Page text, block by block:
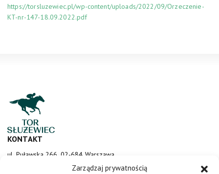
Zarządzaj prywatnością
https://torsluzewiec.pl/wp-content/uploads/2022/09/Orzeczenie-
KT-nr-147-18.09.2022.pdf
KONTAKT
ul. Puławska 266, 02-684 Warszawa
sluzewiec@totalizator.pl